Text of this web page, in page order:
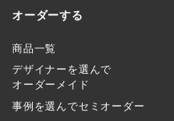
オーダーする
商品一覧
デザイナーを選んで
オーダーメイド
事例を選んでセミオーダー